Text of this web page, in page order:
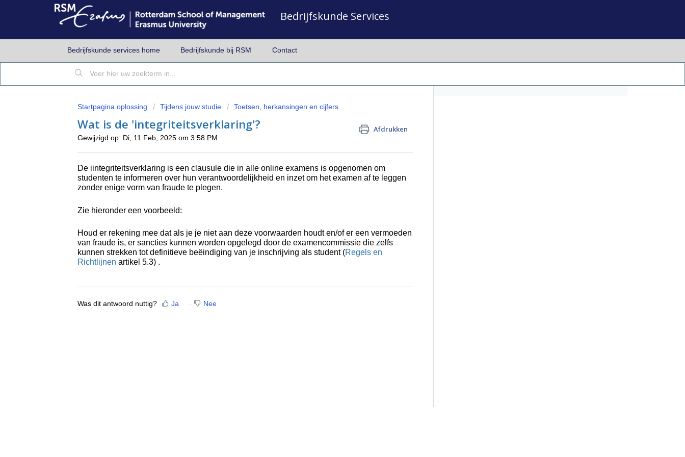
Bedrijfskunde Services
Bedrijfskunde services home Bedrijfskunde bij RSM Contact
Startpagina oplossing Tijdens jouw studie Toetsen, herkansingen en cijfers
Wat is de 'integriteitsverklaring'? Afdrukken
Gewijzigd op: Di, 11 Feb, 2025 om 3:58 PM
De iintegriteitsverklaring is een clausule die in alle online examens is opgenomen om
studenten te informeren over hun verantwoordelijkheid en inzet om het examen af te leggen
zonder enige vorm van fraude te plegen.
Zie hieronder een voorbeeld:
Houd er rekening mee dat als je je niet aan deze voorwaarden houdt en/of er een vermoeden
van fraude is, er sancties kunnen worden opgelegd door de examencommissie die zelfs
kunnen strekken tot definitieve beëindiging van je inschrijving als student (Regels en
Richtlijnen artikel 5.3) .
Was dit antwoord nuttig? Ja Nee